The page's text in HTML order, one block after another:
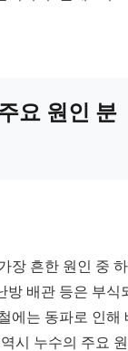
요 원인 분
장 흔한 원인 중
방 배관 등은 부식
에는 동파로 인해
시 누수의 주요